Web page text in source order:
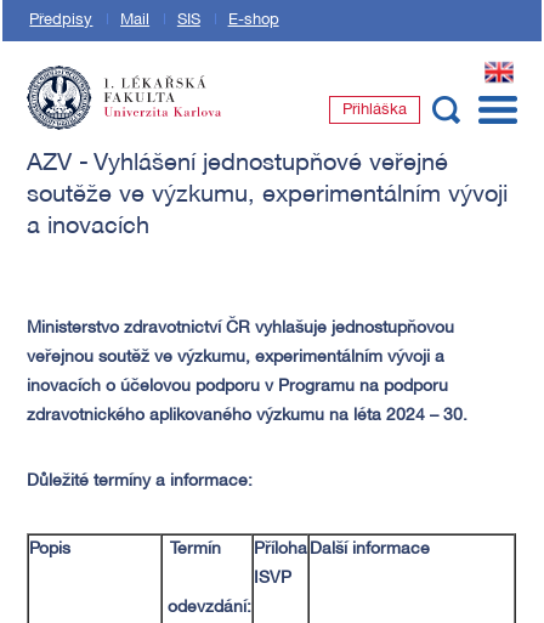
Předpisy Mail SIS E-shop
EN
Přihláška
AZV - Vyhlášení jednostupňové veřejné
soutěže ve výzkumu, experimentálním vývoji
a inovacích
Ministerstvo zdravotnictví ČR vyhlašuje jednostupňovou
veřejnou soutěž ve výzkumu, experimentálním vývoji a
inovacích o účelovou podporu v Programu na podporu
zdravotnického aplikovaného výzkumu na léta 2024 – 30.
Důležité termíny a informace:
Popis Termín
odevzdání:
Příloha
ISVP
Další informace